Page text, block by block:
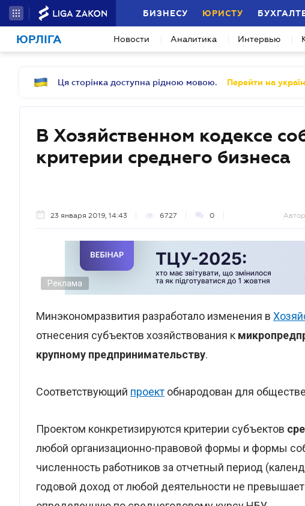
БИЗНЕСУ ЮРИСТУ
ЮРЛІГА Новости Аналитика Интервью
Ця сторінка доступна рідною мовою. Перейти на
В Хозяйственном кодексе
критерии среднего бизнеса
23 января 2019, 14:43 6727 0
Реклама
Минэкономразвития разработало изменения в
отнесения субъектов хозяйствования к
крупному предпринимательству.
Соответствующий проект обнародован для
Проектом конкретизируются критерии субъектов
любой организационно-правовой формы и формы
численность работников за отчетный период
годовой доход от любой деятельности не